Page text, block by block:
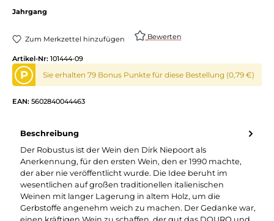
Jahrgang
Zum Merkzettel hinzufügen Bewerten
Artikel-Nr: 101444-09
P Sie erhalten 79 Bonus Punkte für diese Bestellung (0,79 €)
EAN: 5602840044463
Beschreibung
Der Robustus ist der Wein den Dirk Niepoort als
Anerkennung, für den ersten Wein, den er 1990 machte,
der aber nie veröffentlicht wurde. Die Idee beruht im
wesentlichen auf großen traditionellen italienischen
Weinen mit langer Lagerung in altem Holz, um die
Gerbstoffe angenehm weich zu machen. Der Gedanke war,